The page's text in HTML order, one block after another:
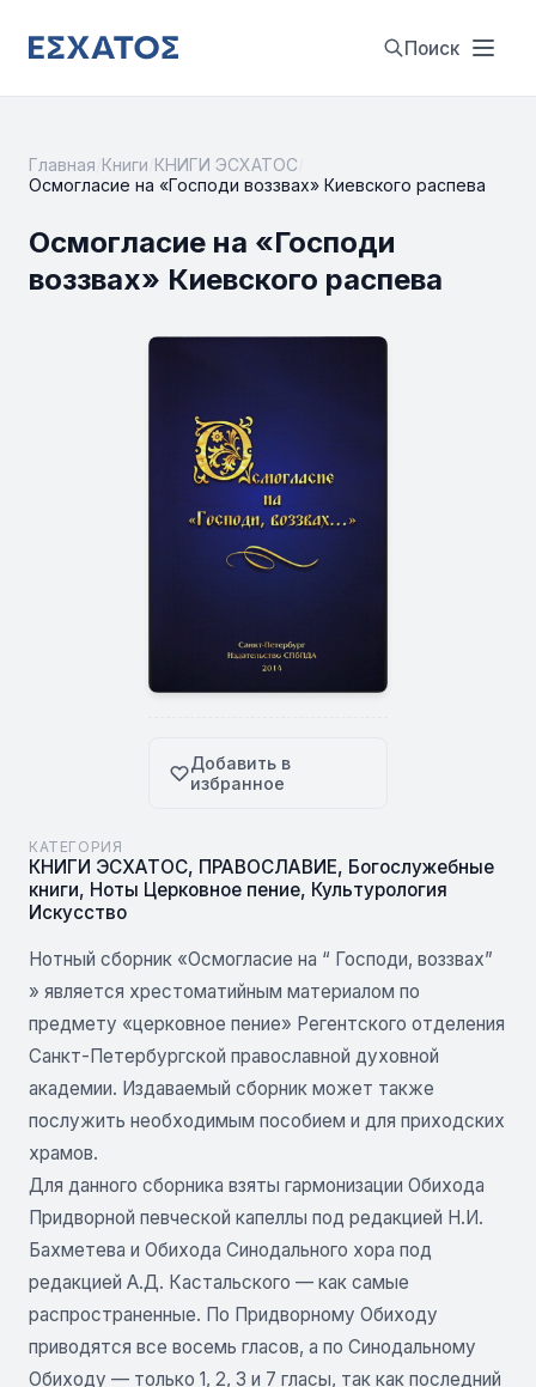
Поиск
Главная Книги КНИГИ ЭСХАТОС
Осмогласие на «Господи воззвах» Киевского распева
Осмогласие на «Господи
воззвах» Киевского распева
Добавить в
избранное
КАТЕГОРИЯ
КНИГИ ЭСХАТОС, ПРАВОСЛАВИЕ, Богослужебные
книги, Ноты Церковное пение, Культурология
Искусство
Нотный сборник «Осмогласие на “ Господи, воззвах”
» является хрестоматийным материалом по
предмету «церковное пение» Регентского отделения
Санкт-Петербургской православной духовной
академии. Издаваемый сборник может также
послужить необходимым пособием и для приходских
храмов.
Для данного сборника взяты гармонизации Обихода
Придворной певческой капеллы под редакцией Н.И.
Бахметева и Обихода Синодального хора под
редакцией А.Д. Кастальского — как самые
распространенные. По Придворному Обиходу
приводятся все восемь гласов, а по Синодальному
Обиходу — только 1, 2, 3 и 7 гласы, так как последний